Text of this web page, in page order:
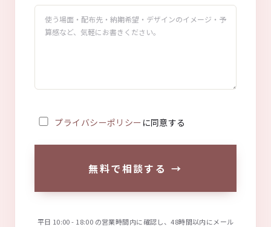
プライバシーポリシー に同意する
無料で相談する →
平日 10:00 - 18:00 の営業時間内に確認し、48時間以内にメール